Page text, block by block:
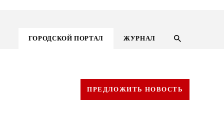
ГОРОДСКОЙ ПОРТАЛ ЖУРНАЛ
ПРЕДЛОЖИТЬ НОВОСТЬ